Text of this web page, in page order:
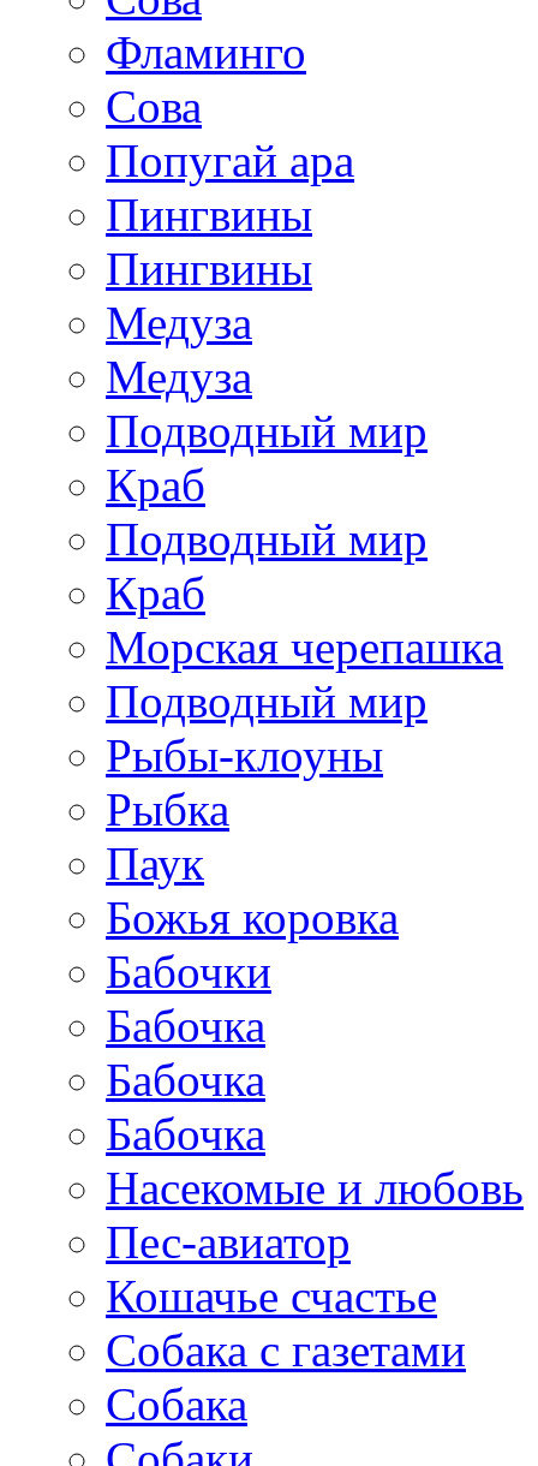
Фламинго
Сова
Попугай ара
Пингвины
Пингвины
Медуза
Медуза
Подводный мир
Краб
Подводный мир
Краб
Морская черепашка
Подводный мир
Рыбы-клоуны
Рыбка
Паук
Божья коровка
Бабочки
Бабочка
Бабочка
Бабочка
Насекомые и любовь
Пес-авиатор
Кошачье счастье
Собака с газетами
Собака